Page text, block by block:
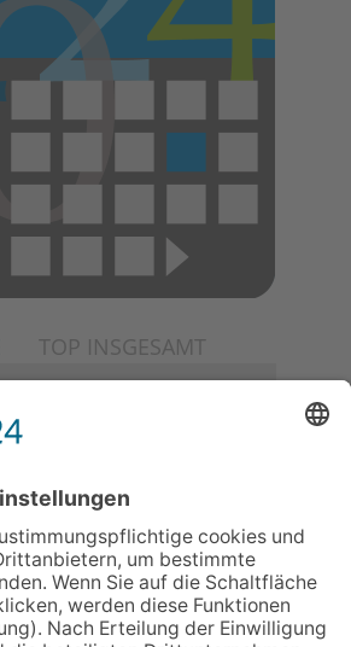
TOP INSGESAMT
Baustellenführung führt auch in
die Zukunft der Stadt
Königstein
Klinikforum zum Thema
Karpaltunnelsyndrom